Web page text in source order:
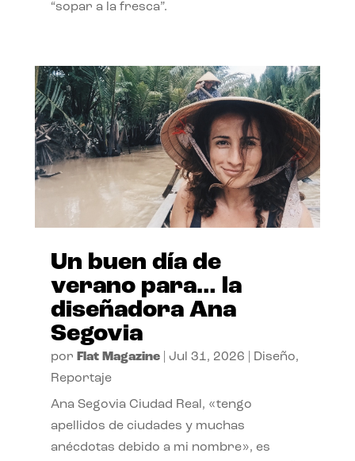
“sopar a la fresca”.
Un buen día de
verano para… la
diseñadora Ana
Segovia
por Flat Magazine| Jul 31, 2026 Diseño,
Reportaje
Ana Segovia Ciudad Real, «tengo
apellidos de ciudades y muchas
anécdotas debido a mi nombre», es